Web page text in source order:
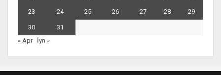
23 24 25 26 27 28 29
30
31
« Apr
İyn »